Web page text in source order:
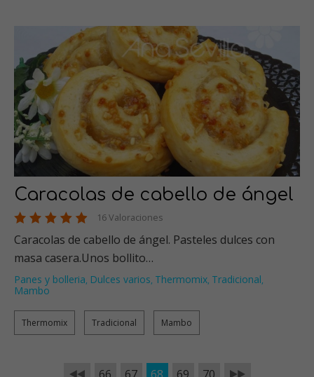
Caracolas de cabello de ángel
16 Valoraciones
Caracolas de cabello de ángel. Pasteles dulces con
masa casera.Unos bollito…
Panes y bolleria, Dulces varios, Thermomix, Tradicional,
Mambo
Thermomix Tradicional Mambo
66 67 68 69 70